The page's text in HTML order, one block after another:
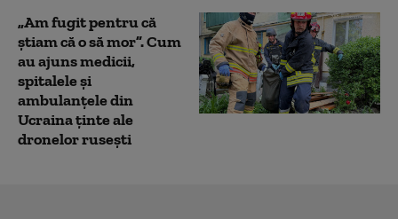
„Am fugit pentru că
știam că o să mor”. Cum
au ajuns medicii,
spitalele și
ambulanțele din
Ucraina ținte ale
dronelor rusești